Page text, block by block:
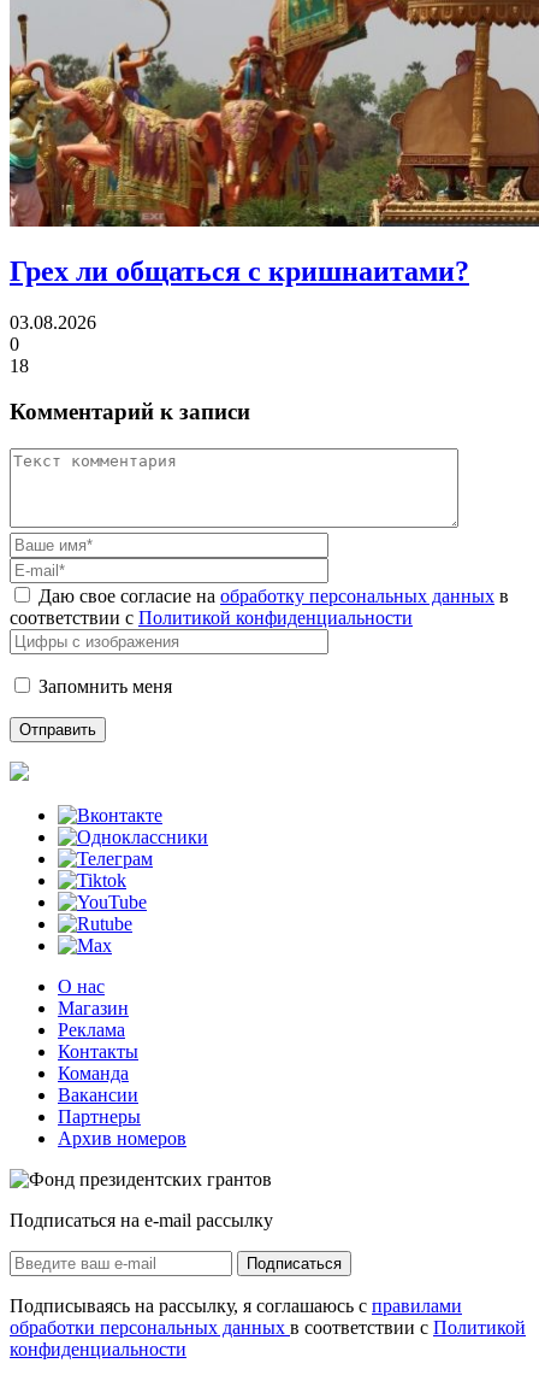
Грех ли общаться с кришнаитами?
03.08.2026
0
18
Комментарий к записи
Даю свое согласие на обработку персональных данных в
соответствии с Политикой конфиденциальности
Запомнить меня
О нас
Магазин
Реклама
Контакты
Команда
Вакансии
Партнеры
Архив номеров
Подписаться на e-mail рассылку
Подписаться
Подписываясь на рассылку, я соглашаюсь с правилами
обработки персональных данных в соответствии с Политикой
конфиденциальности